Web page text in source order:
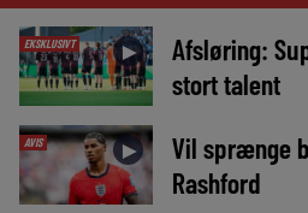
EKSKLUSIVT ►
Afsløring:
stort talent
AVIS ►
Vil sprænge
Rashford